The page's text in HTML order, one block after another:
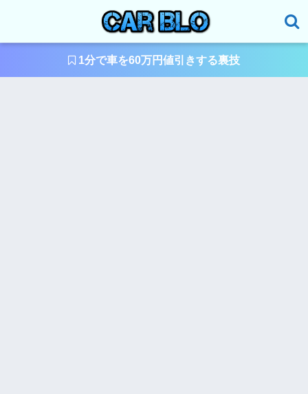
1分で車を60万円値引きする裏技